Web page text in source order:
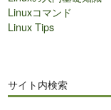
Linuxコマンド
Linux Tips
サイト内検索